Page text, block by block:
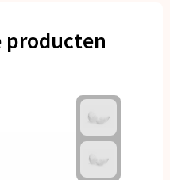
producten